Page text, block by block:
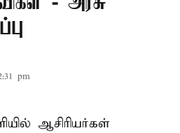
pm
ஆசிரியர்கள்